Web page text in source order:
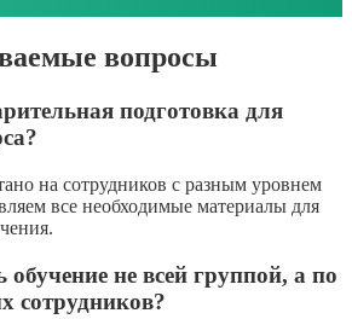
вопросы
подготовка для
на сотрудников с разным уровнем
все необходимые материалы для
не всей группой, а по
сотрудников?